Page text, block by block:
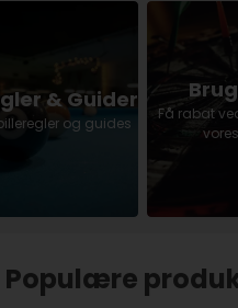
& Guider
og guides
Få rabat
Populære